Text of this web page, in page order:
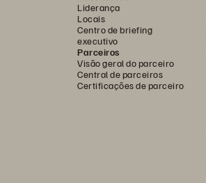
Liderança
Locais
Centro de briefing
executivo
Parceiros
Visão geral do parceiro
Central de parceiros
Certificações de parceiro